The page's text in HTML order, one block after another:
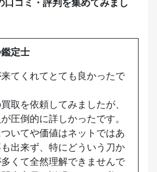
定士
てくれてとても良かったで
取を依頼してみましたが、
圧倒的に詳しかったです。
いてや価値はネットではあ
出来ず、特にどういう刀か
くて全然理解できませんで